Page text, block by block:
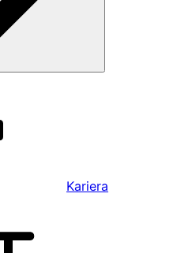
Kariera